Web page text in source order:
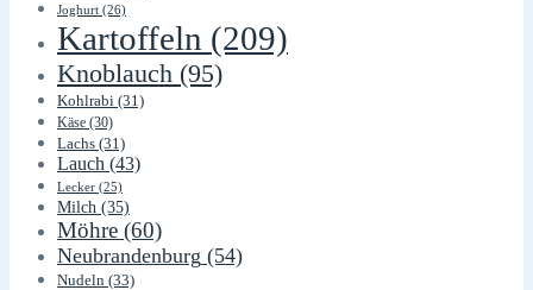
Joghurt (26)
Kartoffeln (209)
Knoblauch (95)
Kohlrabi (31)
Käse (30)
Lachs (31)
Lauch (43)
Lecker (25)
Milch (35)
Möhre (60)
Neubrandenburg (54)
Nudeln (33)